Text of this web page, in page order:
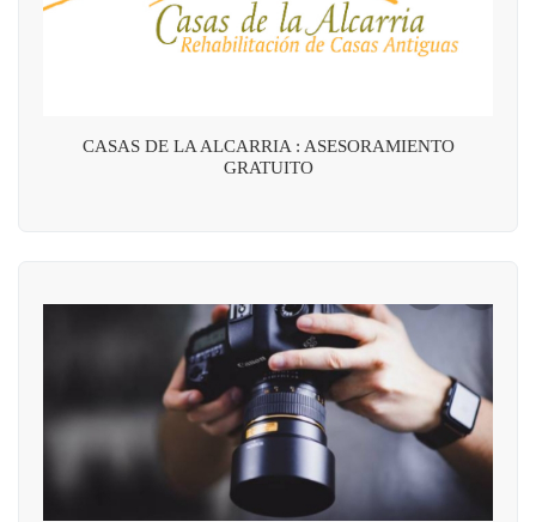
CASAS DE LA ALCARRIA : ASESORAMIENTO
GRATUITO